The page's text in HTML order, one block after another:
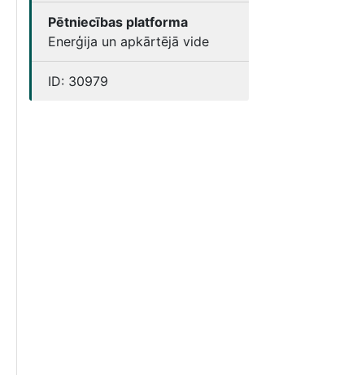
Pētniecības platforma
Enerģija un apkārtējā vide
ID: 30979